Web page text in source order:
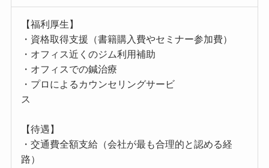
【福利厚生】
・資格取得支援（書籍購入費やセミナー参加費）
・オフィス近くのジム利用補助
・オフィスでの鍼治療
・プロによるカウンセリングサービ
ス
【待遇】
・交通費全額支給（会社が最も合理的と認める経
路）